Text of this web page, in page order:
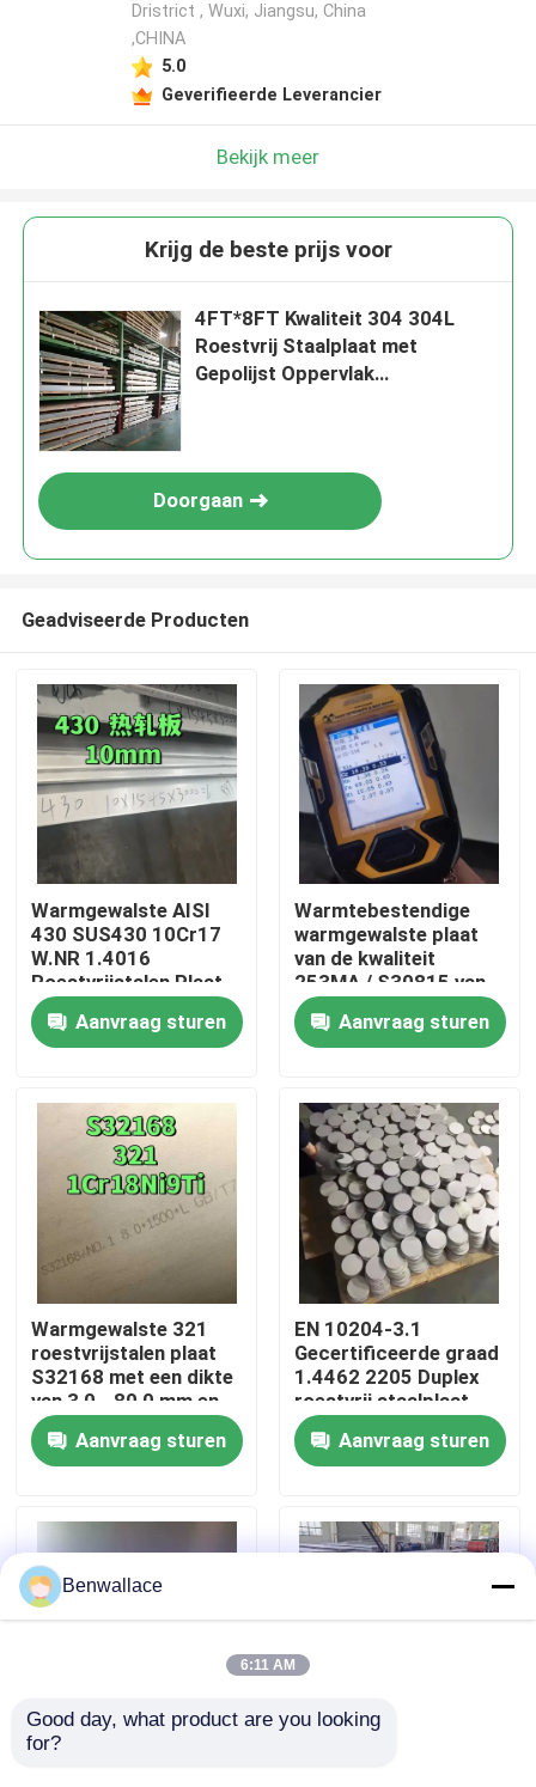
Producten
Video's
Over ons
fabriekstour
Kwaliteitscontrole
Neem contact met ons op
Nieuws
Dristrict , Wuxi, Jiangsu, China
,CHINA
5.0
Geverifieerde Leverancier
Bekijk meer
Krijg de beste prijs voor
4FT*8FT Kwaliteit 304 304L
Roestvrij Staalplaat met
Gepolijst Oppervlak
Doorgaan
Geadviseerde Producten
Warmgewalste AISI
430 SUS430 10Cr17
W.NR 1.4016
Roestvrijstalen Plaat
10*1500*6000 NO.1
Oppervlak
Aanvraag sturen
Warmtebestendige
warmgewalste plaat
van de kwaliteit
253MA / S30815 van
roestvrij staal
Aanvraag sturen
Warmgewalste 321
roestvrijstalen plaat
S32168 met een dikte
van 3,0 - 80,0 mm en
corrosiebestendigheid
Aanvraag sturen
EN 10204-3.1
Gecertificeerde graad
1.4462 2205 Duplex
roestvrij staalplaat
met warmgewalste
techniekAanvraag sturen
Warmgewalst NO.1
Benwallace
6:11 AM
Good day, what product are you looking
for?